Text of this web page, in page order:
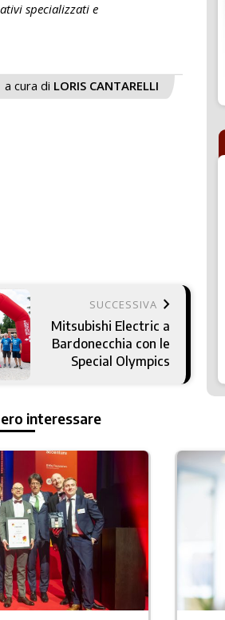
specializzati e
a cura di LORIS CANTARELLI
SUCCESSIVA keyboard_arrow_right
Mitsubishi Electric a
Bardonecchia con le
Special Olympics
interessare